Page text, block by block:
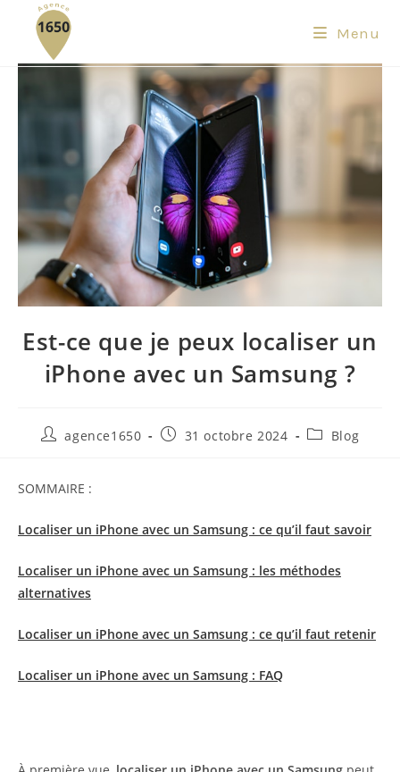
Menu
Est-ce que je peux localiser un
iPhone avec un Samsung ?
agence1650 31 octobre 2024 Blog
SOMMAIRE :
Localiser un iPhone avec un Samsung : ce qu’il faut savoir
Localiser un iPhone avec un Samsung : les méthodes
alternatives
Localiser un iPhone avec un Samsung : ce qu’il faut retenir
Localiser un iPhone avec un Samsung : FAQ